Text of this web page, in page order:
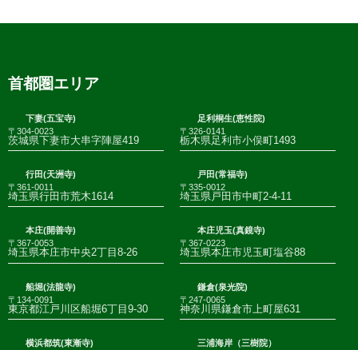
首都圏エリア
下妻(五宝寺)
〒304-0023
茨城県下妻市大串字陣屋419
足利桐生(恵性院)
〒326-0141
栃木県足利市小俣町1493
行田(天洲寺)
〒361-0011
埼玉県行田市荒木1614
戸田(常福寺)
〒335-0012
埼玉県戸田市中町2-4-11
本庄(開善寺)
〒367-0053
埼玉県本庄市中央2丁目8-26
本庄児玉(真鏡寺)
〒367-0223
埼玉県本庄市児玉町塩谷88
船堀(法龍寺)
〒134-0091
東京都江戸川区船堀6丁目9-30
鎌倉(泉光院)
〒247-0065
神奈川県鎌倉市上町屋631
横浜都筑(東漸寺)
三浦海岸（三樹院）